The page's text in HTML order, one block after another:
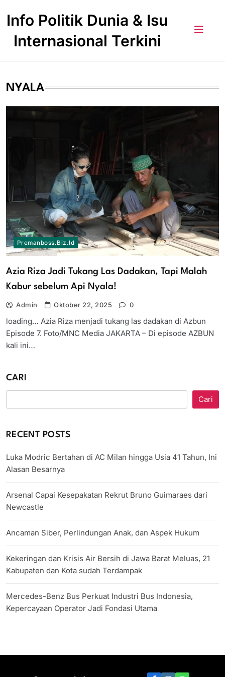
Info Politik Dunia & Isu
Internasional Terkini
NYALA
Premanboss.biz.id
Azia Riza Jadi Tukang Las Dadakan, Tapi Malah
Kabur sebelum Api Nyala!
Admin Oktober 22, 2025 0
loading… Azia Riza menjadi tukang las dadakan di Azbun
Episode 7. Foto/MNC Media JAKARTA – Di episode AZBUN
kali ini…
CARI
Cari
RECENT POSTS
Luka Modric Bertahan di AC Milan hingga Usia 41 Tahun, Ini
Alasan Besarnya
Arsenal Capai Kesepakatan Rekrut Bruno Guimaraes dari
Newcastle
Ancaman Siber, Perlindungan Anak, dan Aspek Hukum
Kekeringan dan Krisis Air Bersih di Jawa Barat Meluas, 21
Kabupaten dan Kota sudah Terdampak
Mercedes-Benz Bus Perkuat Industri Bus Indonesia,
Kepercayaan Operator Jadi Fondasi Utama